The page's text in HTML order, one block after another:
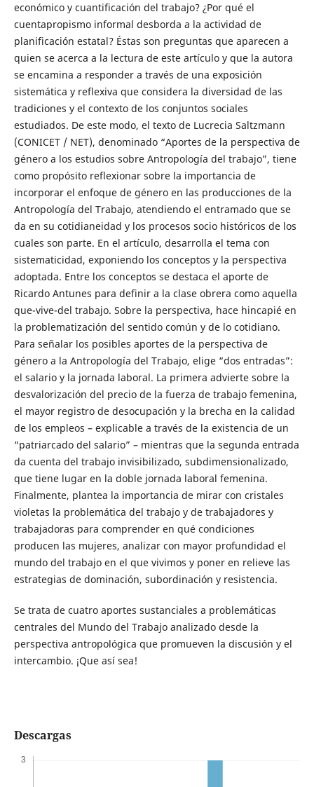
económico y cuantificación del trabajo? ¿Por qué el
cuentapropismo informal desborda a la actividad de
planificación estatal? Éstas son preguntas que aparecen a
quien se acerca a la lectura de este artículo y que la autora
se encamina a responder a través de una exposición
sistemática y reflexiva que considera la diversidad de las
tradiciones y el contexto de los conjuntos sociales
estudiados. De este modo, el texto de Lucrecia Saltzmann
(CONICET / NET), denominado “Aportes de la perspectiva de
género a los estudios sobre Antropología del trabajo”, tiene
como propósito reflexionar sobre la importancia de
incorporar el enfoque de género en las producciones de la
Antropología del Trabajo, atendiendo el entramado que se
da en su cotidianeidad y los procesos socio históricos de los
cuales son parte. En el artículo, desarrolla el tema con
sistematicidad, exponiendo los conceptos y la perspectiva
adoptada. Entre los conceptos se destaca el aporte de
Ricardo Antunes para definir a la clase obrera como aquella
que-vive-del trabajo. Sobre la perspectiva, hace hincapié en
la problematización del sentido común y de lo cotidiano.
Para señalar los posibles aportes de la perspectiva de
género a la Antropología del Trabajo, elige “dos entradas”:
el salario y la jornada laboral. La primera advierte sobre la
desvalorización del precio de la fuerza de trabajo femenina,
el mayor registro de desocupación y la brecha en la calidad
de los empleos – explicable a través de la existencia de un
“patriarcado del salario” – mientras que la segunda entrada
da cuenta del trabajo invisibilizado, subdimensionalizado,
que tiene lugar en la doble jornada laboral femenina.
Finalmente, plantea la importancia de mirar con cristales
violetas la problemática del trabajo y de trabajadores y
trabajadoras para comprender en qué condiciones
producen las mujeres, analizar con mayor profundidad el
mundo del trabajo en el que vivimos y poner en relieve las
estrategias de dominación, subordinación y resistencia.
Se trata de cuatro aportes sustanciales a problemáticas
centrales del Mundo del Trabajo analizado desde la
perspectiva antropológica que promueven la discusión y el
intercambio. ¡Que así sea!
Descargas